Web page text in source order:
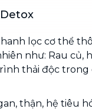
lọc cơ thể
như: Rau củ,
thải độc trong
thận, hệ tiêu